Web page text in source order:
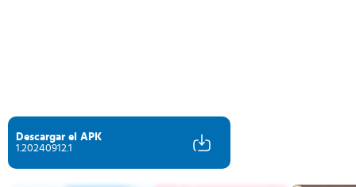
Descargar el APK
1.20240912.1